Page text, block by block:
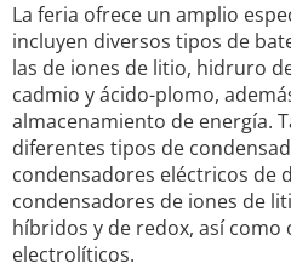
La feria ofrece un amplio
incluyen diversos tipos de
las de iones de litio, hidruro
cadmio y ácido-plomo,
almacenamiento de energía.
diferentes tipos de
condensadores eléctricos de
condensadores de iones de
híbridos y de redox, así como
electrolíticos.